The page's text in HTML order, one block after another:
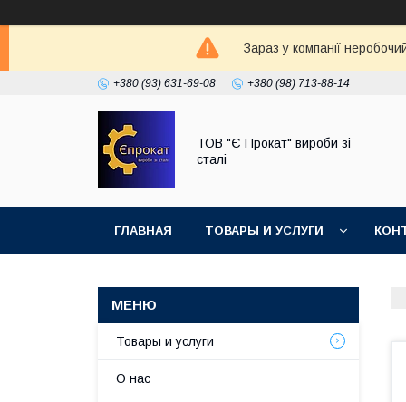
Зараз у компанії
+380 (93) 631-69-08 +380 (98) 713-88-14
ТОВ "Є Прокат" вироби зі
сталі
ГЛАВНАЯ ТОВАРЫ И УСЛУГИ
Товары и услуги
О нас